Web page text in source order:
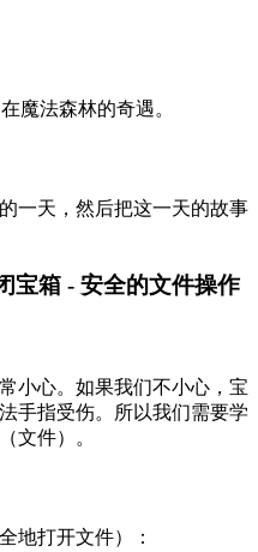
魔法森林的奇遇。
一天，然后把这一天的故事
宝箱 - 安全的文件操作
小心。如果我们不小心，宝
手指受伤。所以我们需要学
文件）。
地打开文件）：